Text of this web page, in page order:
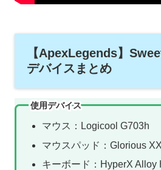
【ApexLegends】
デバイスまとめ
使用デバイス
マウス：Logicool G703h
マウスパッド：Glorious
キーボード：HyperX Alloy